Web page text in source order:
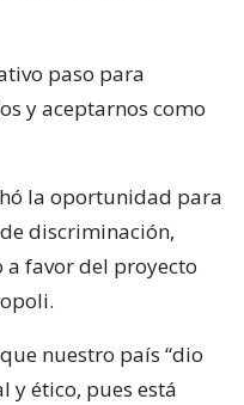
paso para
y aceptarnos como
la oportunidad para
discriminación,
favor del proyecto
nuestro país “dio
y ético, pues está